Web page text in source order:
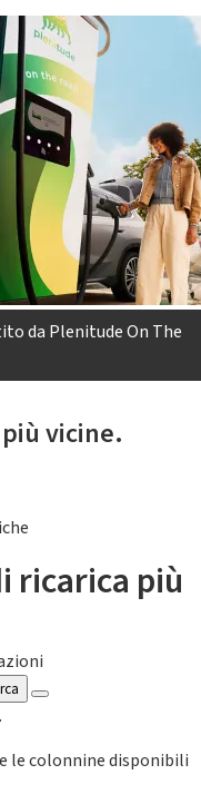
da Plenitude On The
vicine.
ricarica più
le colonnine disponibili